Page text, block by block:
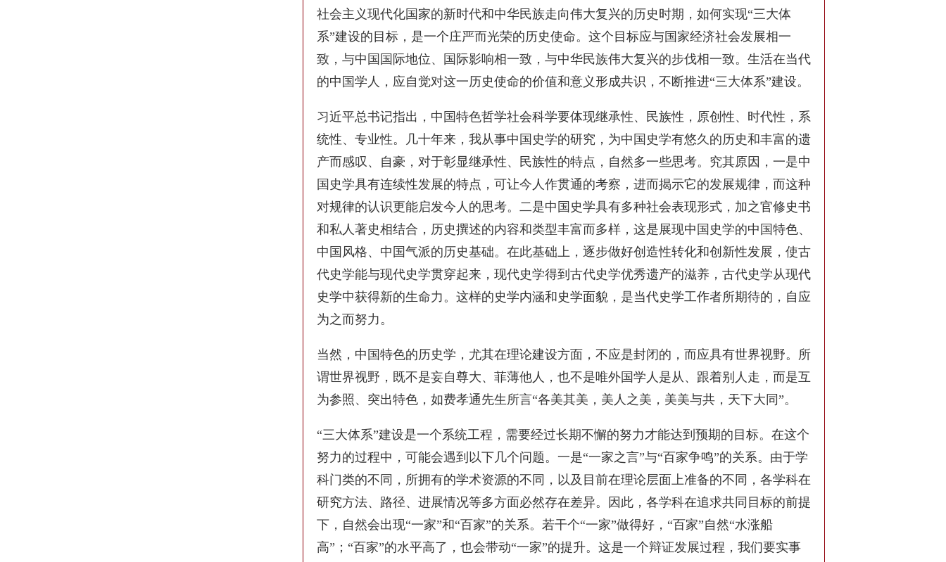
社会主义现代化国家的新时代和中华民族走向伟大复兴的历史时期，如何实现“三大体
系”建设的目标，是一个庄严而光荣的历史使命。这个目标应与国家经济社会发展相一
致，与中国国际地位、国际影响相一致，与中华民族伟大复兴的步伐相一致。生活在当代
的中国学人，应自觉对这一历史使命的价值和意义形成共识，不断推进“三大体系”建设。
习近平总书记指出，中国特色哲学社会科学要体现继承性、民族性，原创性、时代性，系
统性、专业性。几十年来，我从事中国史学的研究，为中国史学有悠久的历史和丰富的遗
产而感叹、自豪，对于彰显继承性、民族性的特点，自然多一些思考。究其原因，一是中
国史学具有连续性发展的特点，可让今人作贯通的考察，进而揭示它的发展规律，而这种
对规律的认识更能启发今人的思考。二是中国史学具有多种社会表现形式，加之官修史书
和私人著史相结合，历史撰述的内容和类型丰富而多样，这是展现中国史学的中国特色、
中国风格、中国气派的历史基础。在此基础上，逐步做好创造性转化和创新性发展，使古
代史学能与现代史学贯穿起来，现代史学得到古代史学优秀遗产的滋养，古代史学从现代
史学中获得新的生命力。这样的史学内涵和史学面貌，是当代史学工作者所期待的，自应
为之而努力。
当然，中国特色的历史学，尤其在理论建设方面，不应是封闭的，而应具有世界视野。所
谓世界视野，既不是妄自尊大、菲薄他人，也不是唯外国学人是从、跟着别人走，而是互
为参照、突出特色，如费孝通先生所言“各美其美，美人之美，美美与共，天下大同”。
“三大体系”建设是一个系统工程，需要经过长期不懈的努力才能达到预期的目标。在这个
努力的过程中，可能会遇到以下几个问题。一是“一家之言”与“百家争鸣”的关系。由于学
科门类的不同，所拥有的学术资源的不同，以及目前在理论层面上准备的不同，各学科在
研究方法、路径、进展情况等多方面必然存在差异。因此，各学科在追求共同目标的前提
下，自然会出现“一家”和“百家”的关系。若干个“一家”做得好，“百家”自然“水涨船
高”；“百家”的水平高了，也会带动“一家”的提升。这是一个辩证发展过程，我们要实事